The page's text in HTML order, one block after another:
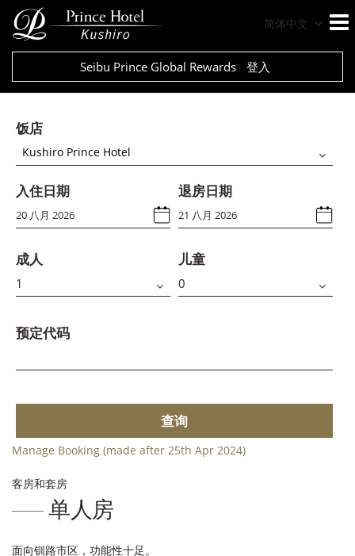
简体中文
Seibu Prince Global Rewards 登入
饭店
Kushiro Prince Hotel
入住日期 退房日期
成人 儿童
预定代码
查询
Manage Booking (made after 25th Apr 2024)
客房和套房
单人房
面向钏路市区，功能性十足。